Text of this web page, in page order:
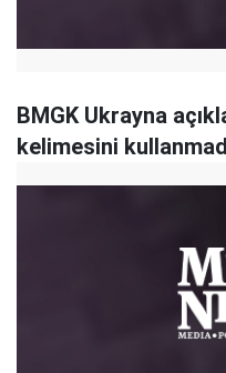
BMGK Ukrayna
kelimesini